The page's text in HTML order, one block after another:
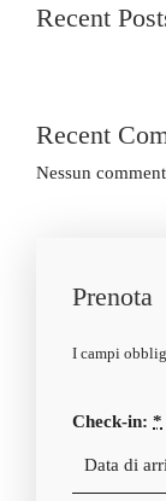
Recent
Recent
Nessun
Prenota
I campi
Check-in: *